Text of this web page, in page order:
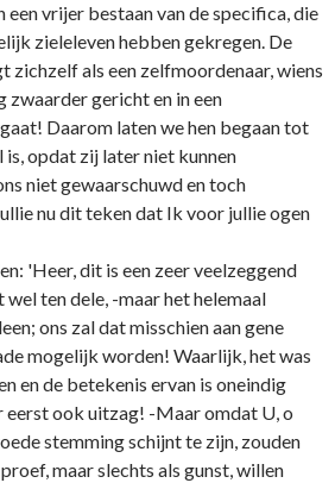
een vrijer bestaan van de specifica, die
zieleleven hebben gekregen. De
zichzelf als een zelfmoordenaar, wiens
zwaarder gericht en in een
Daarom laten we hen begaan tot
is, opdat zij later niet kunnen
niet gewaarschuwd en toch
nu dit teken dat Ik voor jullie ogen
'Heer, dit is een zeer veelzeggend
ten dele, -maar het helemaal
ons zal dat misschien aan gene
mogelijk worden! Waarlijk, het was
en de betekenis ervan is oneindig
eerst ook uitzag! -Maar omdat U, o
stemming schijnt te zijn, zouden
maar slechts als gunst, willen